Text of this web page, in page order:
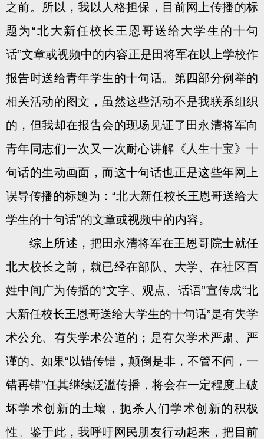
之前。所以，我以人格担保，目前网上传播的标
题为“北大新任校长王恩哥送给大学生的十句
话”文章或视频中的内容正是田将军在以上学校作
报告时送给青年学生的十句话。第四部分例举的
相关活动的图文，虽然这些活动不是我联系组织
的，但我却在报告会的现场见证了田永清将军向
青年同志们一次又一次耐心讲解《人生十宝》十
句话的生动画面，而这十句话也正是这些年网上
误导传播的标题为：“北大新任校长王恩哥送给大
学生的十句话”的文章或视频中的内容。
综上所述，把田永清将军在王恩哥院士就任
北大校长之前，就已经在部队、大学、在社区百
姓中间广为传播的“文字、观点、话语”宣传成“北
大新任校长王恩哥送给大学生的十句话”是有失学
术公允、有失学术公道的；是有欠学术严肃、严
谨的。如果“以错传错，颠倒是非，不管不问，一
错再错”任其继续泛滥传播，将会在一定程度上破
坏学术创新的土壤，扼杀人们学术创新的积极
性。鉴于此，我呼吁网民朋友行动起来，把目前